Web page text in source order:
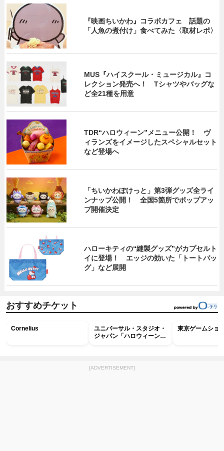
『映画ちいかわ』コラボカフェ 話題の
「人魚の煮付け」食べてみた〈取材レポ〉
MUS『ハイスクール・ミュージカル』コ
レクション発売へ！ Tシャツやバッグな
ど全21種を用意
TDR“ハロウィーン”メニュー公開！ ヴ
ィランズをイメージしたスペシャルセット
など登場へ
「ちいかわぽけっと」第3弾グッズ全ライ
ンナップ公開！ 全国5箇所でポップアッ
プ開催決定
ハローキティの“縫製グッズ”がカプセルト
イに登場！ エッジの効いた「トートバッ
グ」など展開
おすすめチケット
Cornelius
ユニバーサル・スタジオ・
ジャパン「ハロウィーン・
東京ゲームショ
[ADVERTISEMENT]